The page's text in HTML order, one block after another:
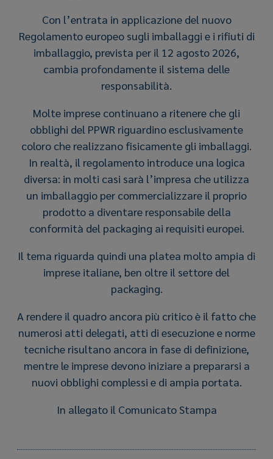
Con l’entrata in applicazione del nuovo
Regolamento europeo sugli imballaggi e i rifiuti di
imballaggio, prevista per il 12 agosto 2026,
cambia profondamente il sistema delle
responsabilità.
Molte imprese continuano a ritenere che gli
obblighi del PPWR riguardino esclusivamente
coloro che realizzano fisicamente gli imballaggi.
In realtà, il regolamento introduce una logica
diversa: in molti casi sarà l’impresa che utilizza
un imballaggio per commercializzare il proprio
prodotto a diventare responsabile della
conformità del packaging ai requisiti europei.
Il tema riguarda quindi una platea molto ampia di
imprese italiane, ben oltre il settore del
packaging.
A rendere il quadro ancora più critico è il fatto che
numerosi atti delegati, atti di esecuzione e norme
tecniche risultano ancora in fase di definizione,
mentre le imprese devono iniziare a prepararsi a
nuovi obblighi complessi e di ampia portata.
In allegato il Comunicato Stampa